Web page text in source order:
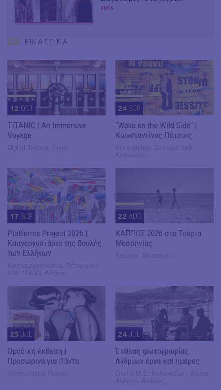
#ΝΕΑ
ΕΙΚΑΣΤΙΚΑ
12 OCT
TITANIC | An Immersive
Voyage
24 SEP
"Woke on the Wild Side" |
Κωνσταντίνος Πάτσιος
17 SEP
Platforms Project 2026 |
Καπνεργοστάσιο της Βουλής
των Ελλήνων
22 AUG
ΚΑΠΡΟΣ 2026 στα Τσέρια
Μεσσηνίας
25 JUL
Ομαδική έκθεση |
Προσωρινά για Πάντα
24 JUL
Έκθεση φωτογραφίας:
Ανδρίων έργα και ημέρες